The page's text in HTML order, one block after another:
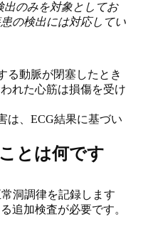
出のみを対象としてお
の検出には対応してい
る動脈が閉塞したとき
れた心筋は損傷を受け
は、ECG結果に基づい
とは何です
洞調律を記録します
追加検査が必要です。